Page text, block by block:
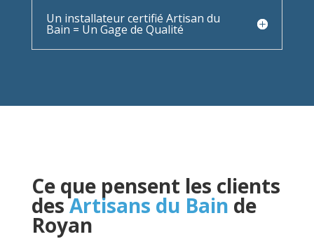
Un installateur certifié Artisan du
Bain = Un Gage de Qualité
Ce que pensent les clients
desArtisans du Bain de
Royan